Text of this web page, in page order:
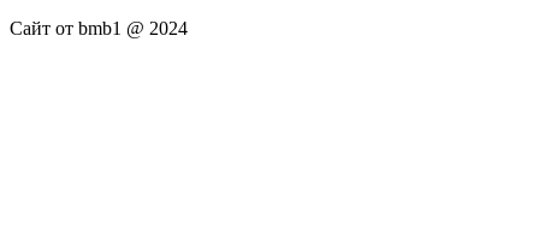
Сайт от bmb1 @ 2024